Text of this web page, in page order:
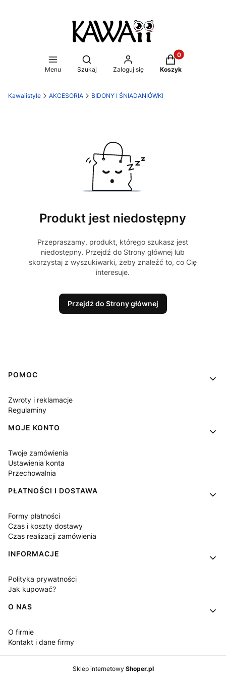
Menu
Otwórz wyszukiwarkę
Szukaj Zaloguj się
Produkty w
Koszyk
Kawaiistyle AKCESORIA BIDONY I ŚNIADANIÓWKI
Produkt jest niedostępny
Przepraszamy, produkt, którego szukasz jest
niedostępny. Przejdź do Strony głównej lub
skorzystaj z wyszukiwarki, żeby znaleźć to, co Cię
interesuje.
Przejdź do Strony głównej
Linki w stopce
POMOC
Zwroty i reklamacje
Regulaminy
MOJE KONTO
Twoje zamówienia
Ustawienia konta
Przechowalnia
PŁATNOŚCI I DOSTAWA
Formy płatności
Czas i koszty dostawy
Czas realizacji zamówienia
INFORMACJE
Polityka prywatności
Jak kupować?
O NAS
O firmie
Kontakt i dane firmy
Sklep internetowy Shoper.pl